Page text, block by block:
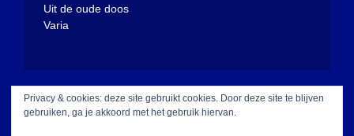
Uit de oude doos
Varia
Privacy & cookies: deze site gebruikt cookies. Door deze site te blijven
gebruiken, ga je akkoord met het gebruik hiervan.